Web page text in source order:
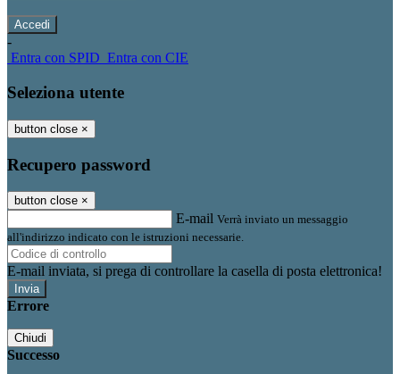
-
Entra con SPID Entra con CIE
Seleziona utente
button close ×
Recupero password
button close ×
E-mail Verrà inviato un messaggio
all'indirizzo indicato con le istruzioni necessarie.
E-mail inviata, si prega di controllare la casella di posta elettronica!
Errore
Chiudi
Successo